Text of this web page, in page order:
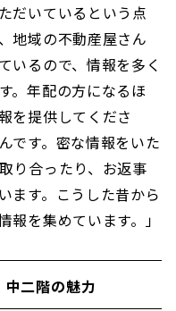
だいているという点
地域の不動産屋さん
いるので、情報を多く
。年配の方になるほ
を提供してくださ
です。密な情報をいた
り合ったり、お返事
ます。こうした昔から
を集めています。」
二階の魅力